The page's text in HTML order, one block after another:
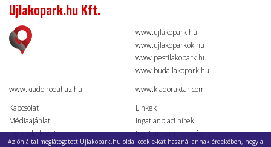
Az ön által meglátogatott Ujlakopark.hu oldal cookie-kat használ annak érdekében, hogy a
Ujlakopark.hu Kft.
www.ujlakopark.hu
www.ujlakoparkok.hu
www.pestilakopark.hu
www.budailakopark.hu
www.kiadoirodahaz.hu
www.kiadoraktar.com
Kapcsolat
Médiaajánlat
Jogi nyilatkozat
Linkek
Ingatlanpiaci hírek
Ingatlanpiaci interjúk